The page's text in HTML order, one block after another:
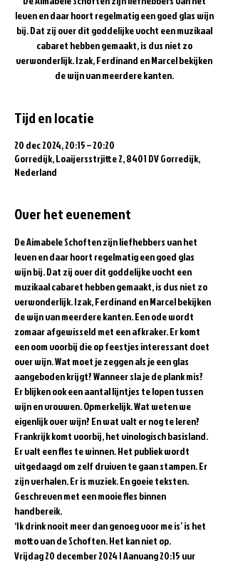
leven en daar hoort regelmatig een goed glas wijn
bij. Dat zij over dit goddelijke vocht een muzikaal
cabaret hebben gemaakt, is dus niet zo
verwonderlijk. Izak, Ferdinand en Marcel bekijken
de wijn van meerdere kanten.
Tijd en locatie
20 dec 2024, 20:15 – 20:20
Gorredijk, Loaijersstrjitte 2, 8401 DV Gorredijk,
Nederland
Over het evenement
De Aimabele Schoften zijn liefhebbers van het
leven en daar hoort regelmatig een goed glas
wijn bij. Dat zij over dit goddelijke vocht een
muzikaal cabaret hebben gemaakt, is dus niet zo
verwonderlijk. Izak, Ferdinand en Marcel bekijken
de wijn van meerdere kanten. Een ode wordt
zomaar afgewisseld met een afkraker. Er komt
een oom voorbij die op feestjes interessant doet
over wijn. Wat moet je zeggen als je een glas
aangeboden krijgt? Wanneer sla je de plank mis?
Er blijken ook een aantal lijntjes te lopen tussen
wijn en vrouwen. Opmerkelijk. Wat weten we
eigenlijk over wijn? En wat valt er nog te leren?
Frankrijk komt voorbij, het vinologisch basisland.
Er valt een fles te winnen. Het publiek wordt
uitgedaagd om zelf druiven te gaan stampen. Er
zijn verhalen. Er is muziek. En goeie teksten.
Geschreven met een mooie fles binnen
handbereik.
‘Ik drink nooit meer dan genoeg voor me is’ is het
motto van de Schoften. Het kan niet op.
Vrijdag 20 december 2024 | Aanvang 20:15 uur